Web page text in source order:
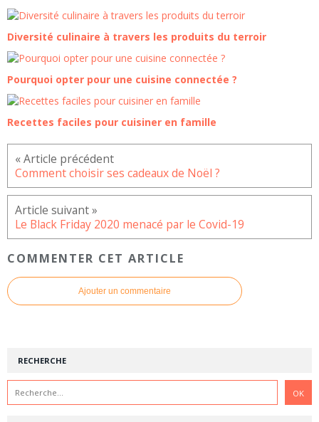
Diversité culinaire à travers les produits du terroir
Pourquoi opter pour une cuisine connectée ?
Recettes faciles pour cuisiner en famille
Comment choisir ses cadeaux de Noël ?
Le Black Friday 2020 menacé par le Covid-19
COMMENTER CET ARTICLE
Ajouter un commentaire
RECHERCHE